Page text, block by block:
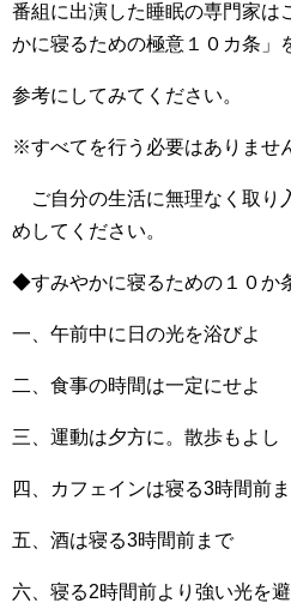
番組に出演した睡眠の専門家は
かに寝るための極意１０カ条」
参考にしてみてください。
※すべてを行う必要はありませ
ご自分の生活に無理なく取り
めしてください。
◆すみやかに寝るための１０か
一、午前中に日の光を浴びよ
二、食事の時間は一定にせよ
三、運動は夕方に。散歩もよし
四、カフェインは寝る3時間前
五、酒は寝る3時間前まで
六、寝る2時間前より強い光を